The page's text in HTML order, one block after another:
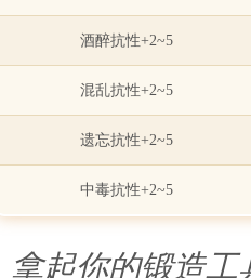
酒醉抗性+2~5
混乱抗性+2~5
遗忘抗性+2~5
中毒抗性+2~5
拿起你的锻造